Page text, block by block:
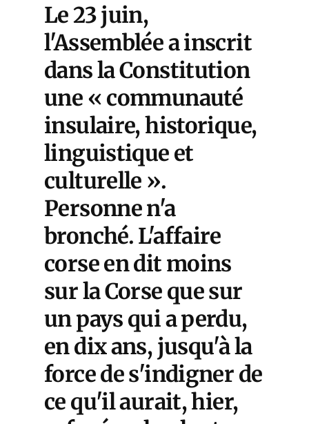
Le 23 juin,
l'Assemblée a inscrit
dans la Constitution
une « communauté
insulaire, historique,
linguistique et
culturelle ».
Personne n'a
bronché. L'affaire
corse en dit moins
sur la Corse que sur
un pays qui a perdu,
en dix ans, jusqu'à la
force de s'indigner de
ce qu'il aurait, hier,